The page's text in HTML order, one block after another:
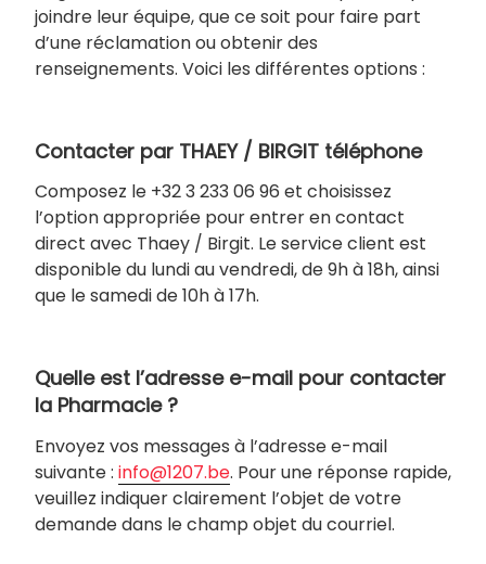
joindre leur équipe, que ce soit pour faire part
d’une réclamation ou obtenir des
renseignements. Voici les différentes options :
Contacter par THAEY / BIRGIT téléphone
Composez le +32 3 233 06 96 et choisissez
l’option appropriée pour entrer en contact
direct avec Thaey / Birgit. Le service client est
disponible du lundi au vendredi, de 9h à 18h, ainsi
que le samedi de 10h à 17h.
Quelle est l’adresse e-mail pour contacter
la Pharmacie ?
Envoyez vos messages à l’adresse e-mail
suivante : info@1207.be. Pour une réponse rapide,
veuillez indiquer clairement l’objet de votre
demande dans le champ objet du courriel.